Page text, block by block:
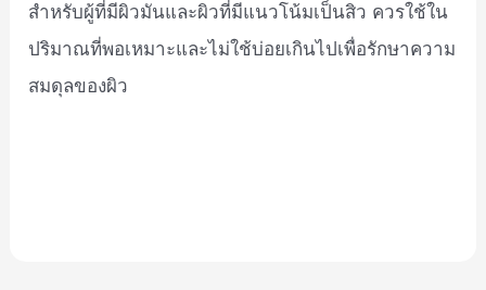
สำหรับผู้ที่มีผิวมันและผิวที่มีแนวโน้มเป็นสิว ควรใช้ใน
ปริมาณที่พอเหมาะและไม่ใช้บ่อยเกินไปเพื่อรักษาความ
สมดุลของผิว